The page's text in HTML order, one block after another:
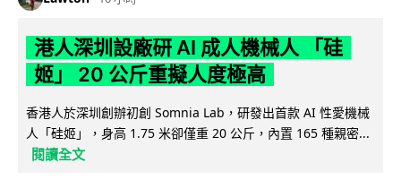
港人深圳設廠研 AI 成人機械人 「硅
姬」 20 公斤重擬人度極高
香港人於深圳創辦初創 Somnia Lab，研發出首款 AI 性愛機械
人「硅姬」，身高 1.75 米卻僅重 20 公斤，內置 165 種親密...
閱讀全文